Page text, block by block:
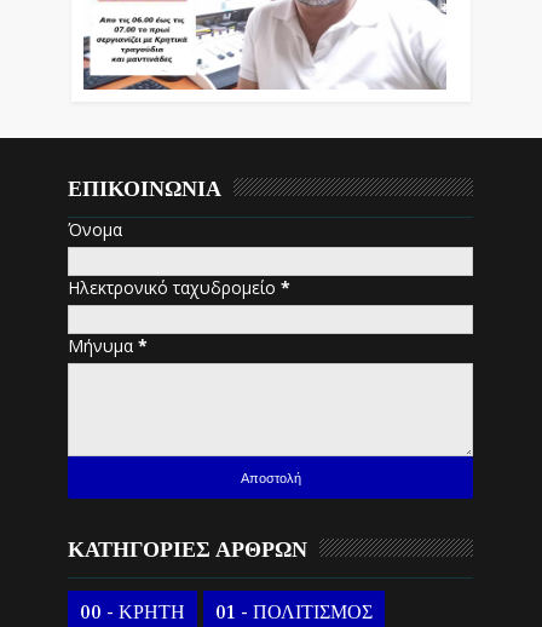
ΕΠΙΚΟΙΝΩΝΙΑ
Όνομα
Ηλεκτρονικό ταχυδρομείο*
Μήνυμα*
ΚΑΤΗΓΟΡΙΕΣ ΑΡΘΡΩΝ
00 - ΚΡΗΤΗ 01 - ΠΟΛΙΤΙΣΜΟΣ